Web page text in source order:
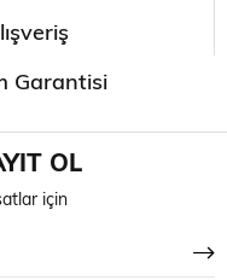
Garantisi
OL
için